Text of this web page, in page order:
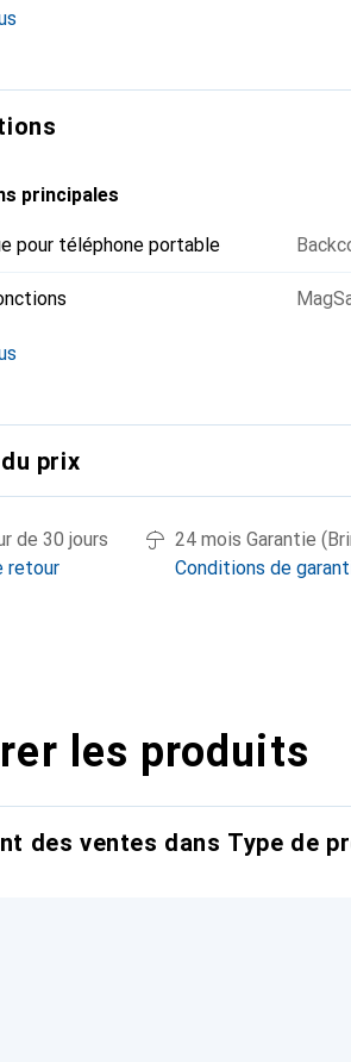
une clientèle exigeante.
principales
pour téléphone portable
prix
de 30 jours
retour
24 mois Garantie
Conditions de
les produits
des ventes dans Type de